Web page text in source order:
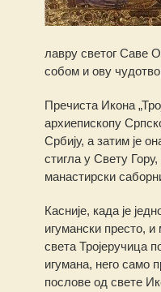
лавру светог Саве
собом и ову
Пречиста Икона
архиепископу
Србију, а затим је
стигла у Свету
манастирски
Касније, када је
игумански престо,
света Тројеручица
игумана, него само
послове од свете